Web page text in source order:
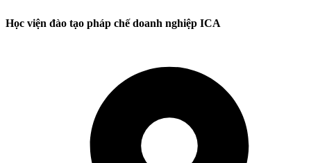
Học viện đào tạo pháp chế doanh nghiệp ICA